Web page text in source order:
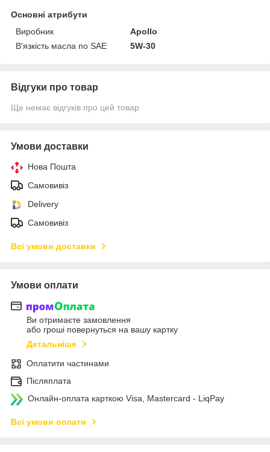
Основні атрибути
Виробник
Apollo
В'язкість масла по SAE
5W-30
Відгуки про товар
Ще немає відгуків про цей товар
Умови доставки
Нова Пошта
Самовивіз
Delivery
Самовивіз
Всі умови доставки
Умови оплати
Ви отримаєте замовлення
або гроші повернуться на вашу картку
Детальніше
Оплатити частинами
Післяплата
Онлайн-оплата карткою Visa, Mastercard - LiqPay
Всі умови оплати